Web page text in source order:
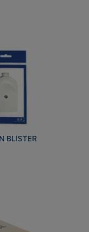
BLISTER